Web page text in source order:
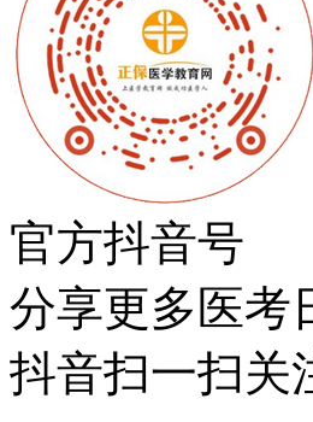
官方抖音号
分享更多医考
抖音扫一扫关